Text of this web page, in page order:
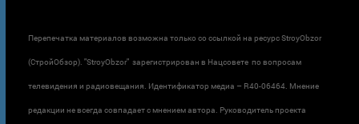
Перепечатка материалов возможна только со ссылкой на ресурс StroyObzor
(СтройОбзор). "StroyObzor" зарегистрирован в Нацсовете по вопросам
телевидения и радиовещания. Идентификатор медиа – R40-06464. Мнение
редакции не всегда совпадает с мнением автора. Руководитель проекта